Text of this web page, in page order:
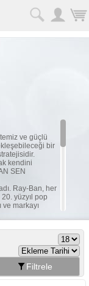
ve güçlü
bir
kendini
SEN
Ray-Ban, her
yüzyıl pop
markayı
gibi
olan
tasarım
ve sadece
kendi
Filtrele